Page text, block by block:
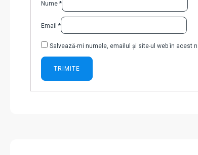
Nume *
Email *
Salvează-mi numele, emailul și site-ul web în acest